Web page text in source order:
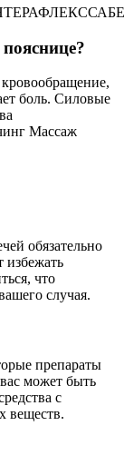
боль. Силовые
Массаж
обязательно
избежать
что
случая.
препараты
может быть
с
веществ.